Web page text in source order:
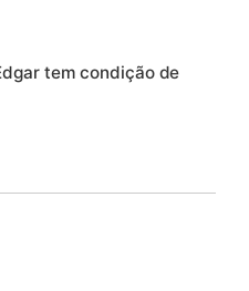
tem condição de